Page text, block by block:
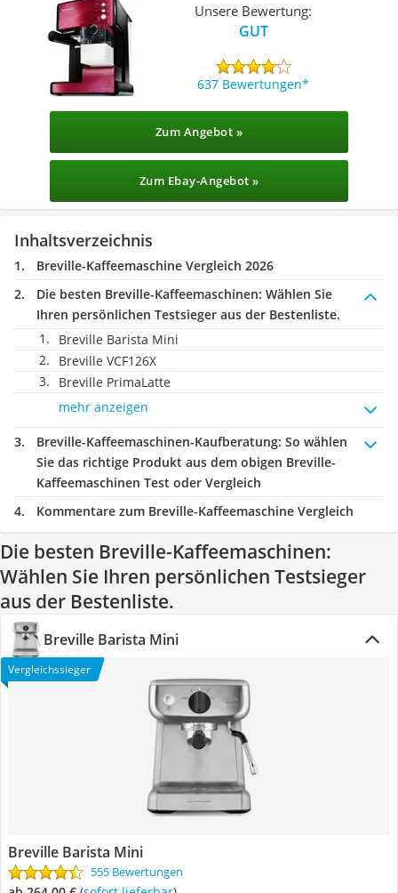
Unsere Bewertung:
GUT
637 Bewertungen
Zum Angebot »
Zum Ebay-Angebot »
Inhaltsverzeichnis
Breville-Kaffeemaschine Vergleich 2026
Die besten Breville-Kaffeemaschinen: Wählen Sie
Ihren persönlichen Testsieger aus der Bestenliste.
Breville Barista Mini
Breville VCF126X
Breville PrimaLatte
mehr anzeigen
Breville-Kaffeemaschinen-Kaufberatung: So wählen
Sie das richtige Produkt aus dem obigen Breville-
Kaffeemaschinen Test oder Vergleich
Kommentare zum Breville-Kaffeemaschine Vergleich
Die besten Breville-Kaffeemaschinen:
Wählen Sie Ihren persönlichen Testsieger
aus der Bestenliste.
Breville Barista Mini
Vergleichssieger
Breville Barista Mini
555 Bewertungen